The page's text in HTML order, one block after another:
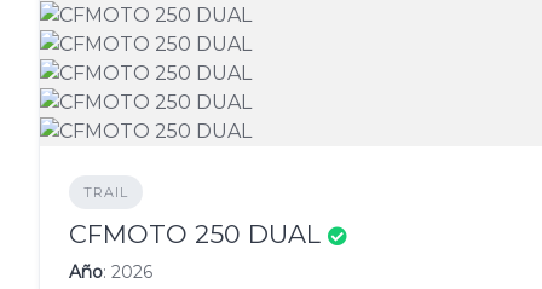
TRAIL
CFMOTO 250 DUAL
Año: 2026